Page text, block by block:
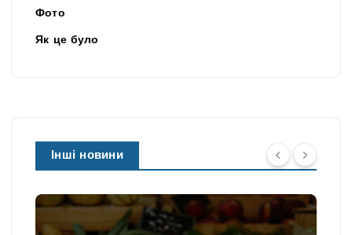
Фото
Як це було
Інші новини